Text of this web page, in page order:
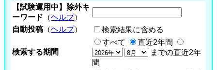
【試験運用中】除外キ
ーワード （ヘルプ）
自動投稿 （ヘルプ） 検索結果に含める
検索する期間
すべて
直近2年間
までの直近2年
間